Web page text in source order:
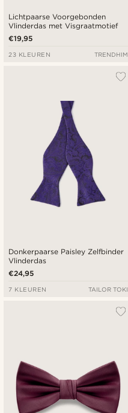
Lichtpaarse Voorgebonden
Vlinderdas met Visgraatmotief
€19,95
23 KLEUREN TRENDHIM
Donkerpaarse Paisley Zelfbinder
Vlinderdas
€24,95
7 KLEUREN TAILOR TOKI